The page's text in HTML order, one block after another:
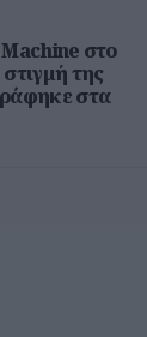
στο
της
στα